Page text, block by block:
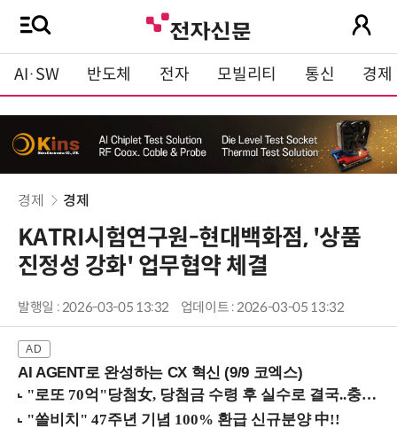
AI·SW 반도체 전자 모빌리티 통신 경제
경제 경제
KATRI시험연구원-현대백화점, '상품
진정성 강화' 업무협약 체결
발행일 : 2026-03-05 13:32 업데이트 : 2026-03-05 13:32
AI AGENT로 완성하는 CX 혁신 (9/9 코엑스)